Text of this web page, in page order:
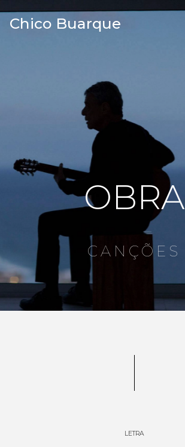
Chico Buarque
OBRA
CANÇÕES
LETRA